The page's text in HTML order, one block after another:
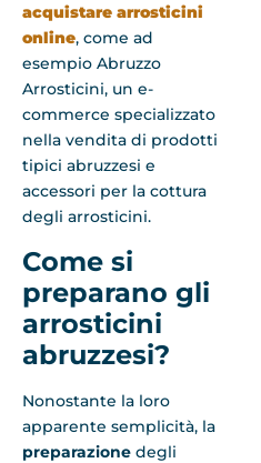
acquistare arrosticini
online, come ad
esempio Abruzzo
Arrosticini, un e-
commerce specializzato
nella vendita di prodotti
tipici abruzzesi e
accessori per la cottura
degli arrosticini.
Come si
preparano gli
arrosticini
abruzzesi?
Nonostante la loro
apparente semplicità, la
preparazione degli